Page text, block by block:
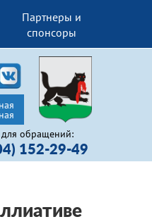
Партнеры и
спонсоры
обращений:
152-29-49